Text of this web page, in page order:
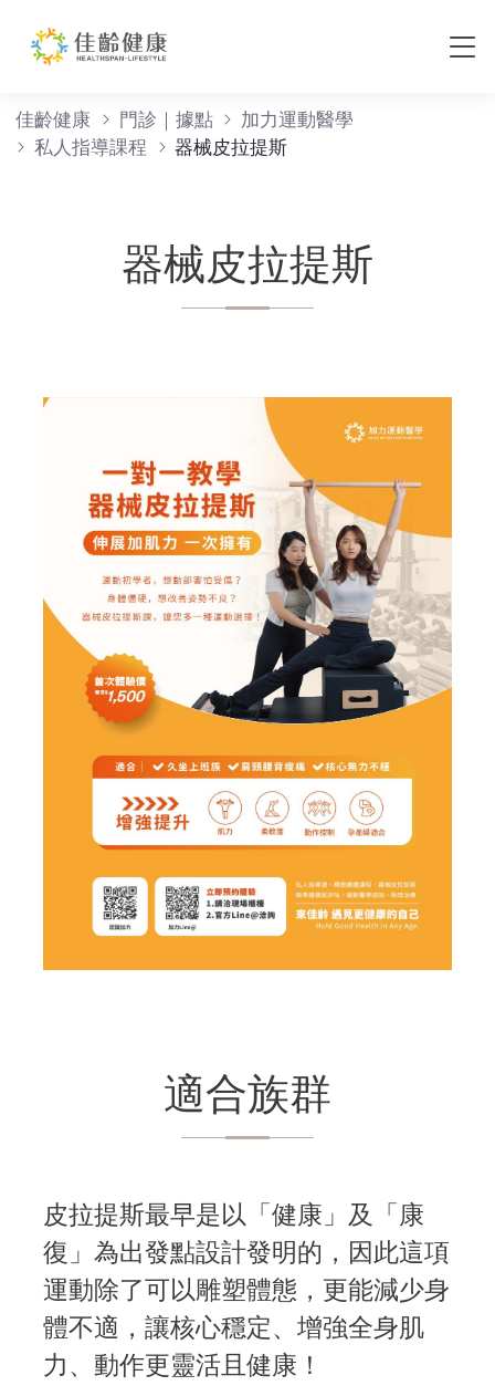
器械皮拉提斯
佳齡健康 門診｜據點
加力運動醫學
私人指導課程
器械皮拉提斯
器械皮拉提斯
適合族群
皮拉提斯最早是以「健康」及「康
復」為出發點設計發明的，因此這項
運動除了可以雕塑體態，更能減少身
體不適，讓核心穩定、增強全身肌
力、動作更靈活且健康！